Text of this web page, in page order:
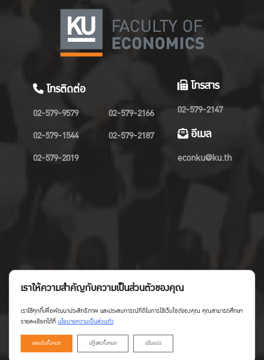
โทรติดต่อ
02-579-9579
02-579-1544
02-579-2019
02-579-2166
02-579-2187
โทรสาร
02-579-2147
อีเมล
econku@ku.th
Copyright©Faculty of Economics KU
เราให้ความสำคัญกับความเป็นส่วนตัวของคุณ
เราใช้คุกกี้เพื่อพัฒนาประสิทธิภาพ และประสบการณ์ที่ดีในการใช้เว็บไซต์ของคุณ คุณสามารถศึกษา
รายละเอียดได้ที่นโยบายความเป็นส่วนตัว
ยอมรับทั้งหมด ปฏิเสธทั้งหมด ปรับแต่ง